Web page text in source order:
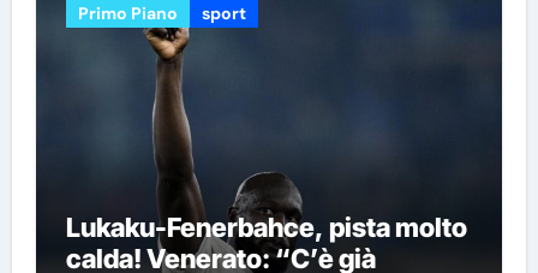
Primo Piano sport
Lukaku-Fenerbahce, pista molto
calda! Venerato: “C’è già